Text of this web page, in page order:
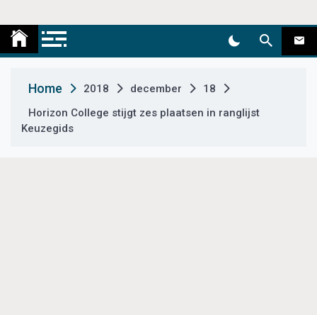
e
t
Medemblik Actueel
Home 2018 december
18
Horizon College stijgt zes plaatsen in ranglijst
Keuzegids